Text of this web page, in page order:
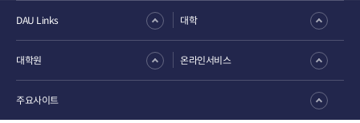
DAU Links 대학
대학원 온라인서비스
주요사이트